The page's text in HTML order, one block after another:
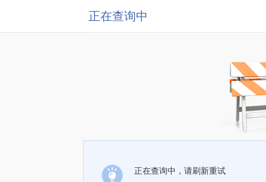
正在查询中
正在查询中，请刷新重试